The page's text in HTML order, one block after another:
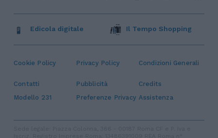
Cookie Policy Privacy Policy Condizioni Generali
Contatti Pubblicità
Credits
Modello 231
Preferenze Privacy Assistenza
Edicola digitale Il Tempo Shopping